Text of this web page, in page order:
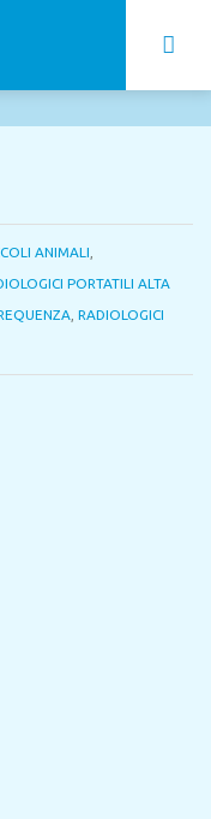
ANIMALI
PORTATILI ALTA
RADIOLOGICI